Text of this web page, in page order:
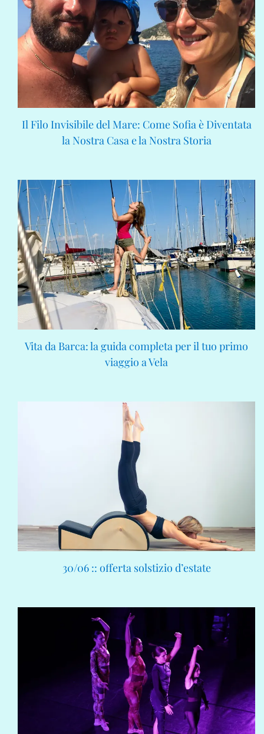
Il Filo Invisibile del Mare: Come Sofia è Diventata
la Nostra Casa e la Nostra Storia
Vita da Barca: la guida completa per il tuo primo
viaggio a Vela
30/06 :: offerta solstizio d’estate